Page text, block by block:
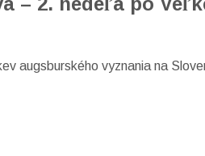
augsburského vyznania na